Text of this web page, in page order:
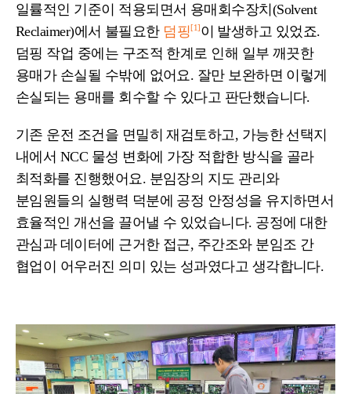
일률적인 기준이 적용되면서 용매회수장치(Solvent
Reclaimer)에서 불필요한 덤핑[1]이 발생하고 있었죠.
덤핑 작업 중에는 구조적 한계로 인해 일부 깨끗한
용매가 손실될 수밖에 없어요. 잘만 보완하면 이렇게
손실되는 용매를 회수할 수 있다고 판단했습니다.
기존 운전 조건을 면밀히 재검토하고, 가능한 선택지
내에서 NCC 물성 변화에 가장 적합한 방식을 골라
최적화를 진행했어요. 분임장의 지도 관리와
분임원들의 실행력 덕분에 공정 안정성을 유지하면서
효율적인 개선을 끌어낼 수 있었습니다. 공정에 대한
관심과 데이터에 근거한 접근, 주간조와 분임조 간
협업이 어우러진 의미 있는 성과였다고 생각합니다.